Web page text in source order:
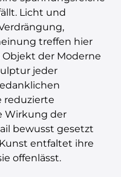
Licht und
treffen hier
der Moderne
jeder
reduzierte
Wirkung der
bewusst gesetzt
entfaltet ihre
offenlässt.